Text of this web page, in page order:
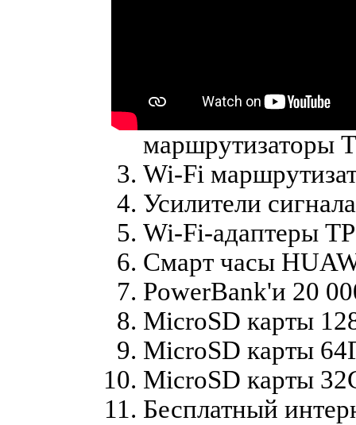
маршрутизаторы
Wi-Fi
Усилители
Wi-Fi-адаптеры
Смарт часы
PowerBank'и 20
MicroSD карты
MicroSD карты
MicroSD карты
Бесплатный